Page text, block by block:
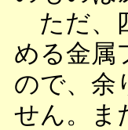
ただ、
める金属
ので、余
せん。ま